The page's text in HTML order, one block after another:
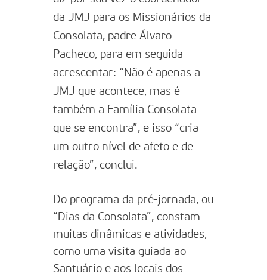
da JMJ para os Missionários da
Consolata, padre Álvaro
Pacheco, para em seguida
acrescentar: “Não é apenas a
JMJ que acontece, mas é
também a Família Consolata
que se encontra”, e isso “cria
um outro nível de afeto e de
relação”, conclui.
Do programa da pré-jornada, ou
“Dias da Consolata”, constam
muitas dinâmicas e atividades,
como uma visita guiada ao
Santuário e aos locais dos